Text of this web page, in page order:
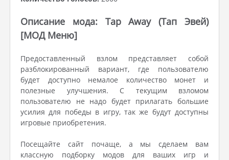
Описание мода: Tap Away (Тап Эвей)
[МОД Меню]
Предоставленный взлом представляет собой
разблокированный вариант, где пользователю
будет доступно немалое количество монет и
полезные улучшения. С текущим взломом
пользователю не надо будет прилагать большие
усилия для победы в игру, так же будут доступны
игровые приобретения.
Посещайте сайт почаще, а мы сделаем вам
классную подборку модов для ваших игр и